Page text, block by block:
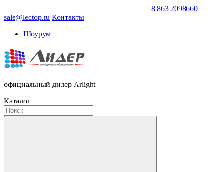
8 863 2098660
sale@ledtop.ru Контакты
Шоурум
официальный дилер Arlight
Каталог